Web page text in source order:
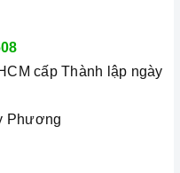
công suất/ nhiệt độ/
an toàn nếu nhà có trẻ em
đổi các cài đặt trong quá
và chương trình nấu vẫn
này. Để kích hoạt
cấp Thành lập ngày
Phương